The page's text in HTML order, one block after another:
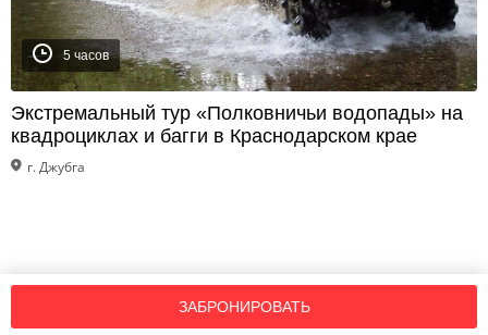
5 часов
Экстремальный тур «Полковничьи водопады» на
квадроциклах и багги в Краснодарском крае
г. Джубга
ЗАБРОНИРОВАТЬ
Подпишись на нашу рассылку новостей!